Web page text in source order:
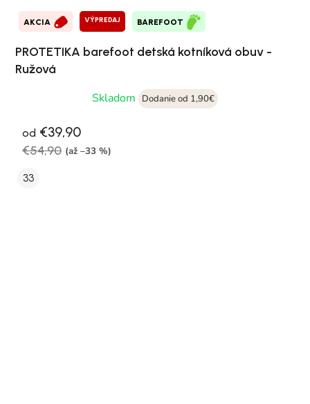
AKCIA VÝPREDAJ BAREFOOT
PROTETIKA barefoot detská kotníková obuv -
Ružová
Skladom
Dodanie od 1,90€
od €39,90
€54,90 (až –33 %)
33